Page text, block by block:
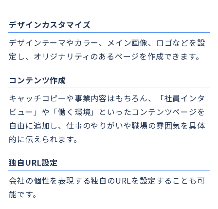
デザインカスタマイズ
デザインテーマやカラー、メイン画像、ロゴなどを設
定し、オリジナリティのあるページを作成できます。
コンテンツ作成
キャッチコピーや事業内容はもちろん、「社員インタ
ビュー」や「働く環境」といったコンテンツページを
自由に追加し、仕事のやりがいや職場の雰囲気を具体
的に伝えられます。
独自URL設定
会社の個性を表現する独自のURLを設定することも可
能です。